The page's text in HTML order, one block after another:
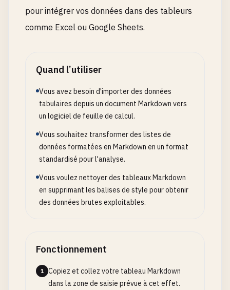
pour intégrer vos données dans des tableurs
comme Excel ou Google Sheets.
Quand l’utiliser
Vous avez besoin d'importer des données
tabulaires depuis un document Markdown vers
un logiciel de feuille de calcul.
Vous souhaitez transformer des listes de
données formatées en Markdown en un format
standardisé pour l'analyse.
Vous voulez nettoyer des tableaux Markdown
en supprimant les balises de style pour obtenir
des données brutes exploitables.
Fonctionnement
1
Copiez et collez votre tableau Markdown
dans la zone de saisie prévue à cet effet.